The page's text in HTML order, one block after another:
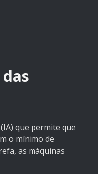
que permite que
o mínimo de
as máquinas